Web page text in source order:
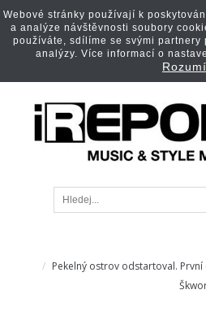
Pekelný ostrov odstartoval.
Webové stránky používají k
a analýze návštěvnosti soubory
používáte, sdílíme se svými
analýzy. Více informací o